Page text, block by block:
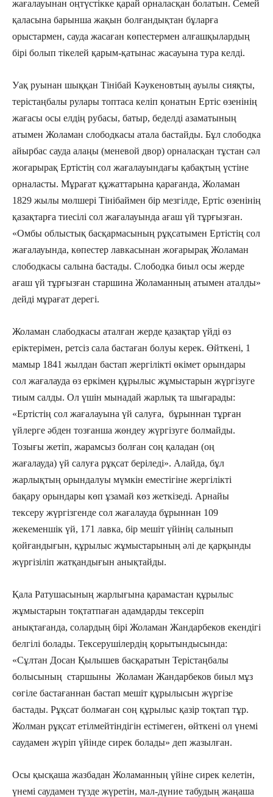
жағалауынан оңтүстікке қарай орналасқан болатын. Семей
қаласына барынша жақын болғандықтан бұларға
орыстармен, сауда жасаған көпестермен алғашқылардың
бірі болып тікелей қарым-қатынас жасауына тура келді.
Уақ руынан шыққан Тінібай Кәукеновтың ауылы сияқты,
терістаңбалы рулары топтаса келіп қонатын Ертіс өзенінің
жағасы осы елдің рубасы, батыр, беделді азаматының
атымен Жоламан слободкасы атала бастайды. Бұл слободка
айырбас сауда алаңы (меневой двор) орналасқан тұстан сәл
жоғарырақ Ертістің сол жағалауындағы қабақтың үстіне
орналасты. Мұрағат құжаттарына қарағанда, Жоламан
1829 жылы мөлшері Тінібаймен бір мезгілде, Ертіс өзенінің
қазақтарға тиесілі сол жағалауында ағаш үй тұрғызған.
«Омбы облыстық басқармасының рұқсатымен Ертістің сол
жағалауында, көпестер лавкасынан жоғарырақ Жоламан
слободкасы салына бастады. Слободка биыл осы жерде
ағаш үй тұрғызған старшина Жоламанның атымен аталды»
дейді мұрағат дерегі.
Жоламан слабодкасы аталған жерде қазақтар үйді өз
еріктерімен, ретсіз сала бастаған болуы керек. Өйткені, 1
мамыр 1841 жылдан бастап жергілікті өкімет орындары
сол жағалауда өз еркімен құрылыс жұмыстарын жүргізуге
тиым салды. Ол үшін мынадай жарлық та шығарады:
«Ертістің сол жағалауына үй салуға, бұрыннан тұрған
үйлерге әбден тозғанша жөндеу жүргізуге болмайды.
Тозығы жетіп, жарамсыз болған соң қаладан (оң
жағалауда) үй салуға рұқсат беріледі». Алайда, бұл
жарлықтың орындалуы мүмкін еместігіне жергілікті
бақару орындары көп ұзамай көз жеткізеді. Арнайы
тексеру жүргізгенде сол жағалауда бұрыннан 109
жекеменшік үй, 171 лавка, бір мешіт үйінің салынып
қойғандығын, құрылыс жұмыстарының әлі де қарқынды
жүргізіліп жатқандығын анықтайды.
Қала Ратушасының жарлығына қарамастан құрылыс
жұмыстарын тоқтатпаған адамдарды тексеріп
анықтағанда, солардың бірі Жоламан Жандарбеков екендігі
белгілі болады. Тексерушілердің қорытындысында:
«Сұлтан Досан Қылышев басқаратын Терістаңбалы
болысының старшыны Жоламан Жандарбеков биыл мұз
сөгіле бастағаннан бастап мешіт құрылысын жүргізе
бастады. Рұқсат болмаған соң құрылыс қазір тоқтап тұр.
Жолман рұқсат етілмейтіндігін естімеген, өйткені ол үнемі
саудамен жүріп үйінде сирек болады» деп жазылған.
Осы қысқаша жазбадан Жоламанның үйіне сирек келетін,
үнемі саудамен түзде жүретін, мал-дүние табудың жаңаша